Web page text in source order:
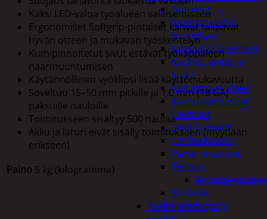
Aterimet
Juomapullot ja
termokset
Kannut ja kanisterit
Kauhat, lastat ja
sudit
Kattaustarvikkeet
Kertakäyttöastiat
Lautaset
Lasit ja mukit
Leikkuulaudat
Padat ja kattilat
Tiskaus
Säilöntä
Kodin lämmitys ja
Kaksi LED-valoa työalueen valaisemiseen
Ergonomiset Softgrip-pintaiset kahvat takaavat
hyvän otteen ja mukavan työskentelyn
Kumipinnoitetut sivut estävät työkappaleen
naarmuuntumisen
Käytännöllinen vyöklipsi lisää käyttömukavuutta
Soveltuu 15–50 mm pitkille ja 1,0 mm (18 GA)
paksuille nauloille
Toimitukseen sisältyy 500 naulaa
Akku ja laturi eivät sisälly toimitukseen (myydään
erikseen)
Paino 5 kg (kilogramma)